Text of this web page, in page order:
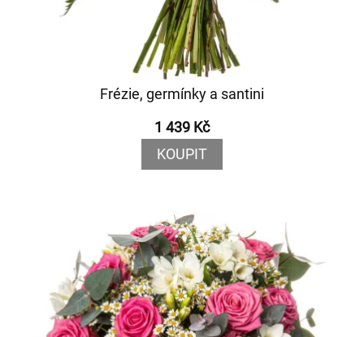
Frézie, germínky a santini
1 439 Kč
KOUPIT